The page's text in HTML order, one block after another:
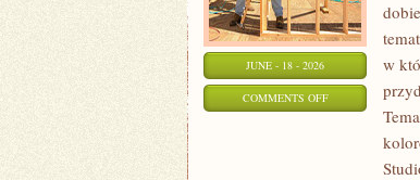
JUNE - 18 - 2026
COMMENTS OFFON
POCZĄTKUJĄCEJ
w